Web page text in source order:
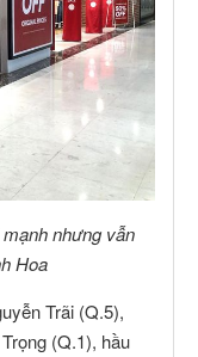
nhưng vẫn
Hoa
Trãi (Q.5),
(Q.1), hầu